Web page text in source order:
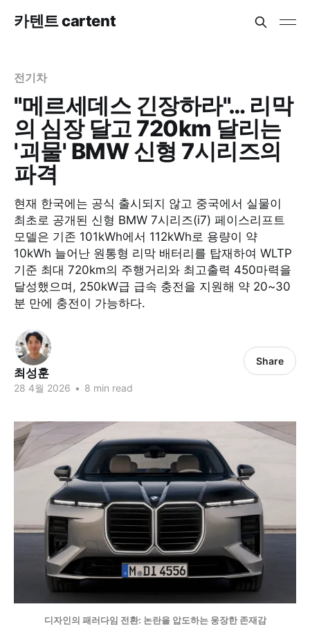
카텐트 cartent
전기차
"메르세데스 긴장하라"… 리막
의 심장 달고 720km 달리는
'괴물' BMW 신형 7시리즈의
파격
현재 한국에는 공식 출시되지 않고 중국에서 실물이
최초로 공개된 신형 BMW 7시리즈(i7) 페이스리프트
모델은 기존 101kWh에서 112kWh로 용량이 약
10kWh 늘어난 원통형 리막 배터리를 탑재하여 WLTP
기준 최대 720km의 주행거리와 최고출력 450마력을
달성했으며, 250kW급 급속 충전을 지원해 약 20~30
분 만에 충전이 가능하다.
최성훈
28 4월 2026 • 8 min read
Share
디자인의 패러다임 전환: 논란을 압도하는 웅장한 존재감